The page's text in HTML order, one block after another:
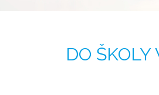
DO ŠKOLY